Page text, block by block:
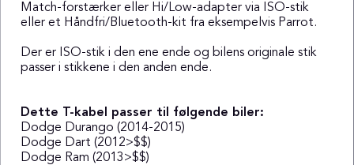
Match-forstærker eller Hi/Low-adapter via ISO-stik
eller et Håndfri/Bluetooth-kit fra eksempelvis Parrot.
Der er ISO-stik i den ene ende og bilens originale stik
passer i stikkene i den anden ende.
Dette T-kabel passer til følgende biler:
Dodge Durango (2014-2015)
Dodge Dart (2012>$$)
Dodge Ram (2013>$$)